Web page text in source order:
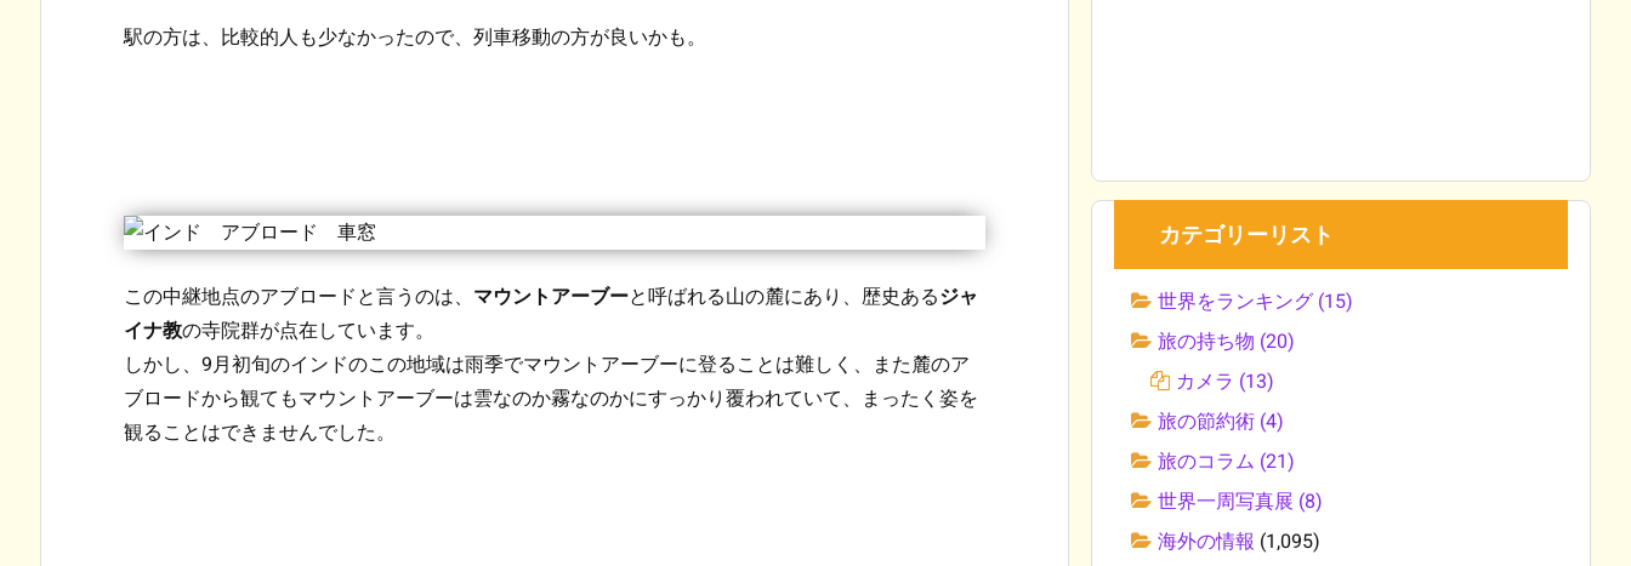
駅の方は、比較的人も少なかったので、列車移動の方が良いかも。
この中継地点のアブロードと言うのは、 マウントアーブーと呼ばれる山の麓にあり、歴史あるジャ
イナ教の寺院群が点在しています。
しかし、9月初旬のインドのこの地域は雨季でマウントアーブーに登ることは難しく、また麓のア
ブロードから観てもマウントアーブーは雲なのか霧なのかにすっかり覆われていて、まったく姿を
観ることはできませんでした。
カテゴリーリスト
世界をランキング (15)
旅の持ち物 (20)
カメラ (13)
旅の節約術 (4)
旅のコラム (21)
世界一周写真展 (8)
海外の情報 (1,095)